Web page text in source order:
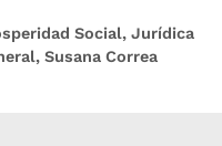
Social, Jurídica
, Susana Correa